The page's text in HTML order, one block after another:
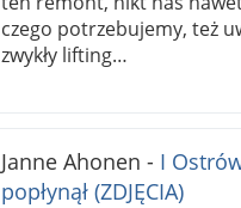
czego potrzebujemy, też
zwykły lifting…
Janne Ahonen - I
popłynął (ZDJĘCIA)